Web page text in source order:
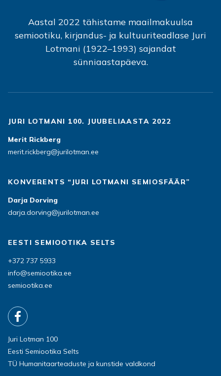
Aastal 2022 tähistame maailmakuulsa
semiootiku, kirjandus- ja kultuuriteadlase Juri
Lotmani (1922–1993) sajandat
sünniaastapäeva.
JURI LOTMANI 100. JUUBELIAASTA 2022
Merit Rickberg
merit.rickberg@jurilotman.ee
KONVERENTS “JURI LOTMANI SEMIOSFÄÄR”
Darja Dorving
darja.dorving@jurilotman.ee
EESTI SEMIOOTIKA SELTS
+372 737 5933
info@semiootika.ee
semiootika.ee
Juri Lotman 100
Eesti Semiootika Selts
TÜ Humanitaarteaduste ja kunstide valdkond